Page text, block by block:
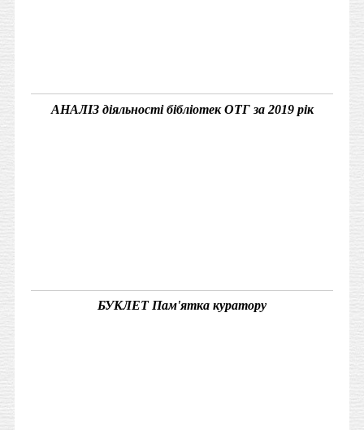
АНАЛІЗ діяльності бібліотек ОТГ за 2019 рік
БУКЛЕТ Пам'ятка куратору